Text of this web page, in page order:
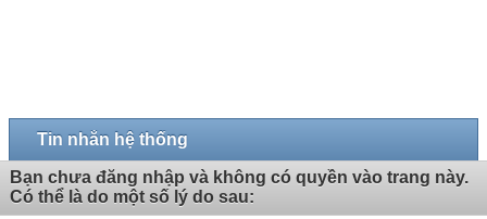
Tin nhắn hệ thống
Bạn chưa đăng nhập và không có quyền vào trang này.
Có thể là do một số lý do sau: